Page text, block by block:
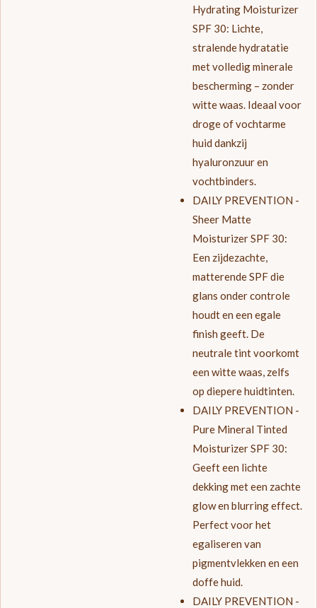
Hydrating Moisturizer
SPF 30: Lichte,
stralende hydratatie
met volledig minerale
bescherming – zonder
witte waas. Ideaal voor
droge of vochtarme
huid dankzij
hyaluronzuur en
vochtbinders.
DAILY PREVENTION -
Sheer Matte
Moisturizer SPF 30:
Een zijdezachte,
matterende SPF die
glans onder controle
houdt en een egale
finish geeft. De
neutrale tint voorkomt
een witte waas, zelfs
op diepere huidtinten.
DAILY PREVENTION -
Pure Mineral Tinted
Moisturizer SPF 30:
Geeft een lichte
dekking met een zachte
glow en blurring effect.
Perfect voor het
egaliseren van
pigmentvlekken en een
doffe huid.
DAILY PREVENTION -